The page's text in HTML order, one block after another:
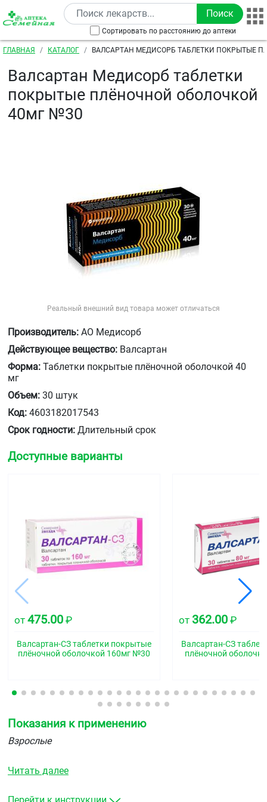
Перейти к основному содержанию
Сортировать по расстоянию до аптеки
Строка навигации
ГЛАВНАЯ КАТАЛОГ
ВАЛСАРТАН МЕДИСОРБ ТАБЛЕТКИ ПОКРЫТЫЕ
Валсартан Медисорб таблетки
покрытые плёночной оболочкой
40мг №30
Реальный внешний вид товара может отличаться
Производитель: АО Медисорб
Действующее вещество: Валсартан
Форма: Таблетки покрытые плёночной оболочкой 40
мг
Объем: 30 штук
Код: 4603182017543
Срок годности: Длительный срок
Доступные варианты
от 475.00 ₽
Валсартан-СЗ таблетки покрытые
плёночной оболочкой 160мг №30
от 362.00 ₽
Валсартан-СЗ
плёночной
Показания к применению
Взрослые
хроническая сердечная недостаточность (Ⅱ–Ⅳ
взрослых пациентов, получающих стандартную
Читать далее